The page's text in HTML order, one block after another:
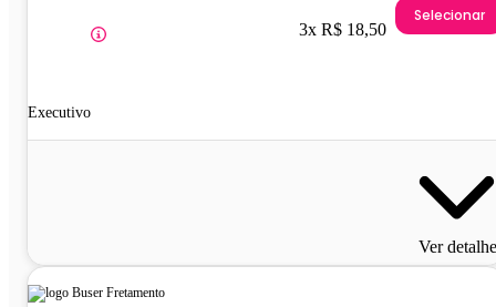
Executivo
3x R$ 18,50
Selecionar
Ver